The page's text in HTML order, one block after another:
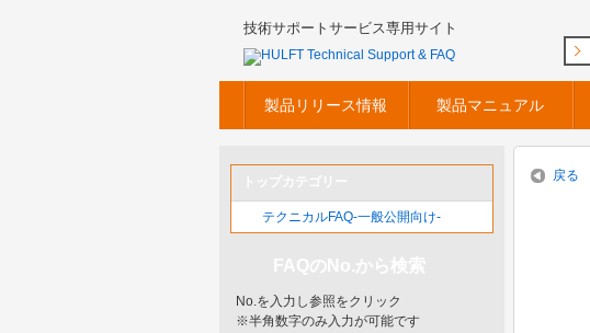
技術サポートサービス専用サイト
製品リリース情報 製品マニュアル
テクニカルFAQ-一般公開向け-
No.を入力し参照をクリック
※半角数字のみ入力が可能です
戻る